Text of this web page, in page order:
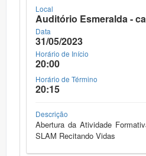
Local
Auditório Esmeralda -
Data
31/05/2023
Horário de Início
20:00
Horário de Término
20:15
Descrição
Abertura da Atividade
SLAM Recitando Vidas